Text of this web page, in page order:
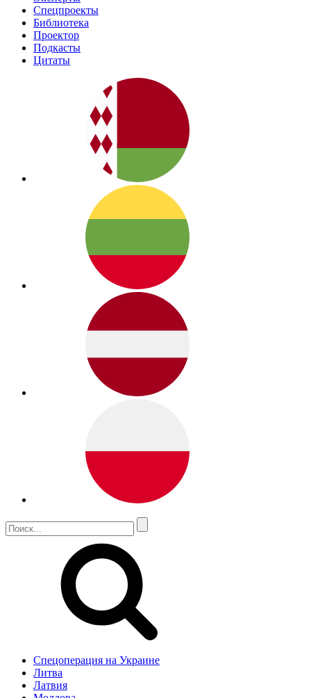
Спецпроекты
Библиотека
Проектор
Подкасты
Цитаты
Спецоперация на Украине
Литва
Латвия